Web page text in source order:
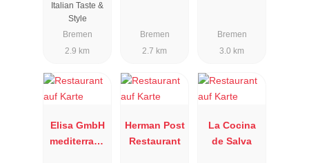
Italian Taste &
Style
Bremen
2.9 km
Bremen
2.7 km
Bremen
3.0 km
Elisa GmbH
mediterrane
Herman Post
Restaurant
La Cocina
de Salva